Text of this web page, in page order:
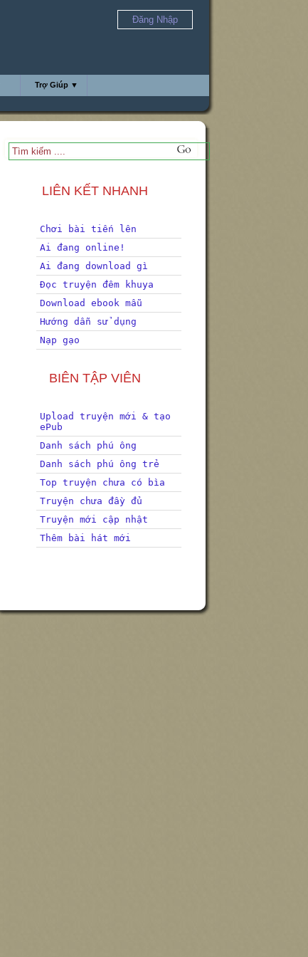
Đăng Nhập
Trợ Giúp ▼
LIÊN KẾT NHANH
Chơi bài tiến lên
Ai đang online!
Ai đang download gì
Đọc truyện đêm khuya
Download ebook mẫu
Hướng dẫn sử dụng
Nạp gạo
BIÊN TẬP VIÊN
Upload truyện mới & tạo
ePub
Danh sách phú ông
Danh sách phú ông trẻ
Top truyện chưa có bìa
Truyện chưa đầy đủ
Truyện mới cập nhật
Thêm bài hát mới